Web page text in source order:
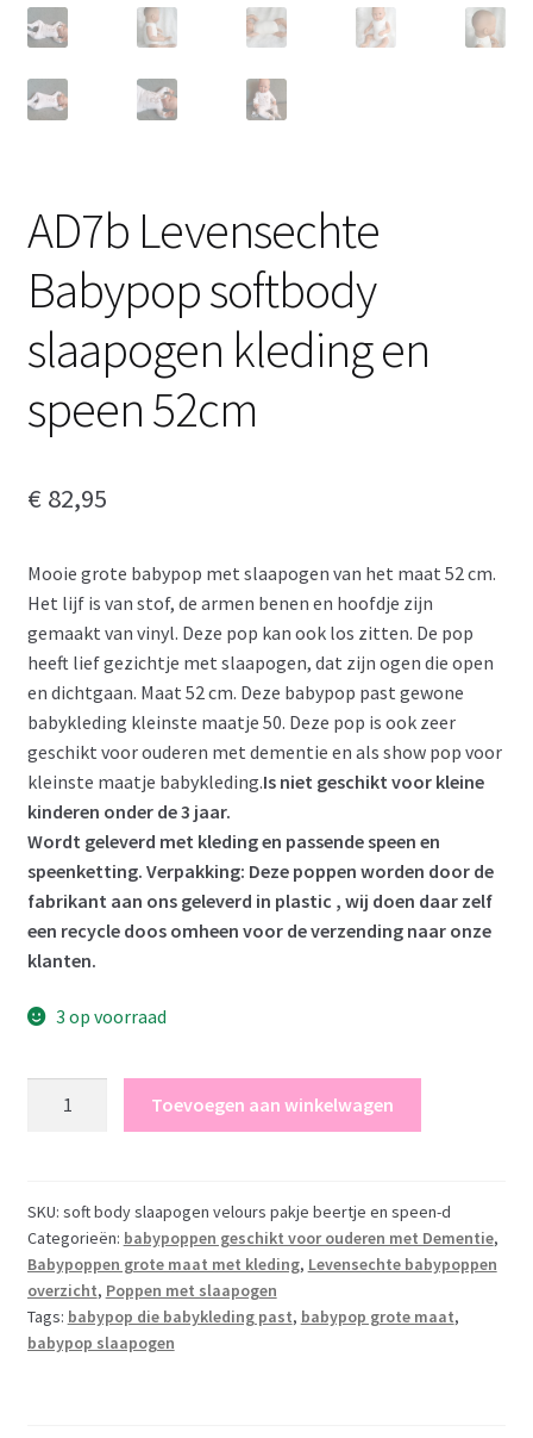
AD7b Levensechte
Babypop softbody
slaapogen kleding en
speen 52cm
€ 82,95
Mooie grote babypop met slaapogen van het maat 52 cm.
Het lijf is van stof, de armen benen en hoofdje zijn
gemaakt van vinyl. Deze pop kan ook los zitten. De pop
heeft lief gezichtje met slaapogen, dat zijn ogen die open
en dichtgaan. Maat 52 cm. Deze babypop past gewone
babykleding kleinste maatje 50. Deze pop is ook zeer
geschikt voor ouderen met dementie en als show pop voor
kleinste maatje babykleding.Is niet geschikt voor kleine
kinderen onder de 3 jaar.
Wordt geleverd met kleding en passende speen en
speenketting. Verpakking: Deze poppen worden door de
fabrikant aan ons geleverd in plastic , wij doen daar zelf
een recycle doos omheen voor de verzending naar onze
klanten.
3 op voorraad
slaapogen
kleding
en
speen
52cm
aantal
Toevoegen aan winkelwagen
SKU: soft body slaapogen velours pakje beertje en speen-d
Categorieën: babypoppen geschikt voor ouderen met Dementie,
Babypoppen grote maat met kleding, Levensechte babypoppen
overzicht, Poppen met slaapogen
Tags: babypop die babykleding past, babypop grote maat,
babypop slaapogen